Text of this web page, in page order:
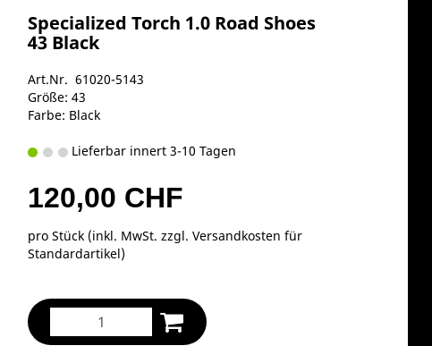
Specialized Torch 1.0 Road Shoes
43 Black
Art.Nr. 61020-5143
Größe: 43
Farbe: Black
Lieferbar innert 3-10 Tagen
120,00 CHF
pro Stück (inkl. MwSt. zzgl.Versandkosten für
Standardartikel)